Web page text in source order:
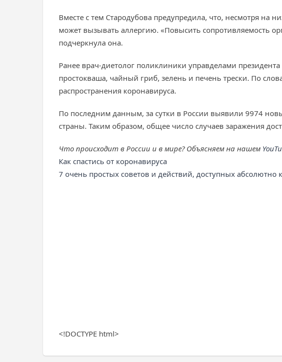
Вместе с тем Стародубова предупредила, что, несмотря на
может вызывать аллергию. «Повысить сопротивляемость
подчеркнула она.
Ранее врач-диетолог поликлиники управделами
простокваша, чайный гриб, зелень и печень трески. По
распространения коронавируса.
По последним данным, за сутки в России выявили 9974
страны. Таким образом, общее число случаев заражения
Что происходит в России и в мире? Объясняем на нашем
Как спастись от коронавируса
7 очень простых советов и действий, доступных абсолютно
<!DOCTYPE html>